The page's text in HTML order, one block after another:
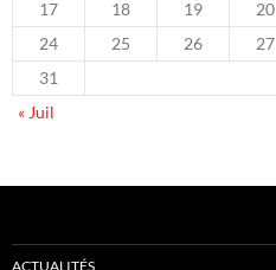
17
18 19 20
24
25 26 27
31
« Juil
ACTUALITÉS